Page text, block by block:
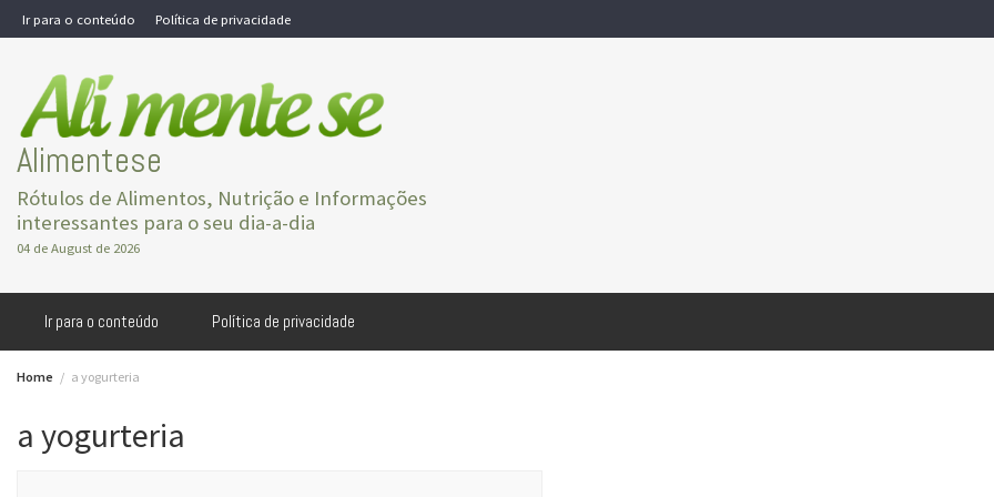
Skip
to
Ir para o conteúdo Política de privacidade
Alimentese
Rótulos de Alimentos, Nutrição e Informações
interessantes para o seu dia-a-dia
04 de August de 2026
Ir para o conteúdo Política de privacidade
Home a yogurteria
a yogurteria